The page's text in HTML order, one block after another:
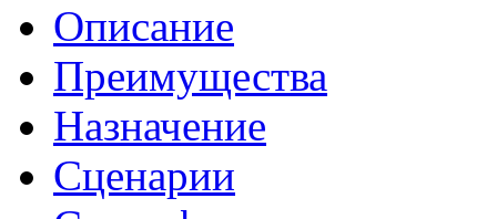
Описание
Преимущества
Назначение
Сценарии